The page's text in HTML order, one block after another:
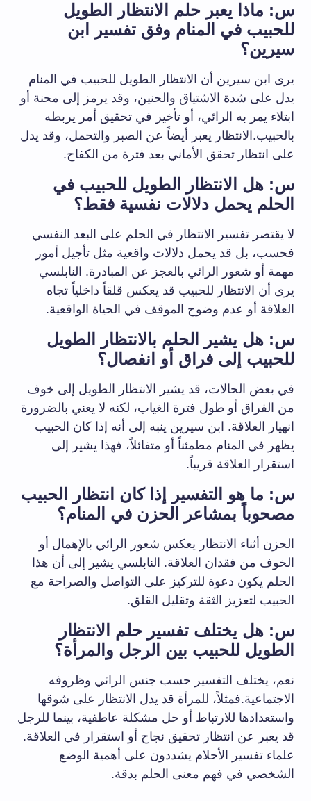
س: ماذا يعبر حلم الانتظار الطويل
للحبيب في المنام وفق تفسير ابن
سيرين؟
يرى ابن سيرين أن الانتظار الطويل للحبيب في المنام
يدل على شدة الاشتياق والحنين، وقد يرمز إلى محنة أو
ابتلاء يمر به الرائي، أو تأخير في تحقيق أمر يربطه
بالحبيب.الانتظار يعبر أيضاً عن الصبر والتحمل، وقد يدل
على انتظار تحقق الأماني بعد فترة من الكفاح.
س: هل الانتظار الطويل للحبيب في
الحلم يحمل دلالات نفسية فقط؟
لا يقتصر تفسير الانتظار في الحلم على البعد النفسي
فحسب، بل قد يحمل دلالات واقعية مثل تأجيل أمور
مهمة أو شعور الرائي بالعجز عن المبادرة. النابلسي
يرى أن الانتظار للحبيب قد يعكس قلقاً داخلياً تجاه
العلاقة أو عدم وضوح الموقف في الحياة الواقعية.
س: هل يشير الحلم بالانتظار الطويل
للحبيب إلى فراق أو انفصال؟
في بعض الحالات، قد يشير الانتظار الطويل إلى خوف
من الفراق أو طول فترة الغياب، لكنه لا يعني بالضرورة
انهيار العلاقة. ابن سيرين ينبه إلى أنه إذا كان الحبيب
يظهر في المنام مطمئناً أو متفائلاً، فهذا يشير إلى
استقرار العلاقة قريباً.
س: ما هو التفسير إذا كان انتظار الحبيب
مصحوباً بمشاعر الحزن في المنام؟
الحزن أثناء الانتظار يعكس شعور الرائي بالإهمال أو
الخوف من فقدان العلاقة. النابلسي يشير إلى أن هذا
الحلم يكون دعوة للتركيز على التواصل والصراحة مع
الحبيب لتعزيز الثقة وتقليل القلق.
س: هل يختلف تفسير حلم الانتظار
الطويل للحبيب بين الرجل والمرأة؟
نعم، يختلف التفسير حسب جنس الرائي وظروفه
الاجتماعية.فمثلاً، للمرأة قد يدل الانتظار على شوقها
واستعدادها للارتباط أو حل مشكلة عاطفية، بينما للرجل
قد يعبر عن انتظار تحقيق نجاح أو استقرار في العلاقة.
علماء تفسير الأحلام يشددون على أهمية الوضع
الشخصي في فهم معنى الحلم بدقة.